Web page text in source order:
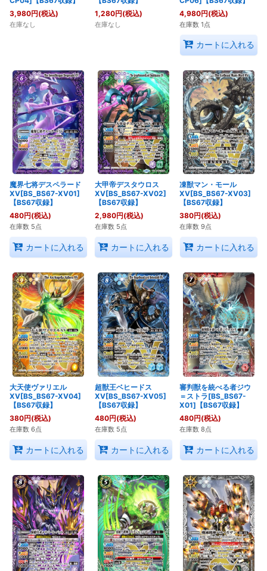
3,980円(税込)
在庫なし
1,280円(税込)
在庫なし
4,980円(税込)
在庫数 1点
カートに入れる
魔界七将デスペラード
XV[BS_BS67-XV01]
【BS67収録】
480円(税込)
在庫数 5点
カートに入れる
大甲帝デスタウロス
XV[BS_BS67-XV02]
【BS67収録】
2,980円(税込)
在庫数 5点
カートに入れる
凍獣マン・モール
XV[BS_BS67-XV03]
【BS67収録】
380円(税込)
在庫数 9点
カートに入れる
大天使ヴァリエル
XV[BS_BS67-XV04]
【BS67収録】
380円(税込)
在庫数 6点
カートに入れる
超獣王ベヒードス
XV[BS_BS67-XV05]
【BS67収録】
480円(税込)
在庫数 5点
カートに入れる
審判獣を統べる者ジウ
＝ストラ[BS_BS67-
X01]【BS67収録】
480円(税込)
在庫数 8点
カートに入れる